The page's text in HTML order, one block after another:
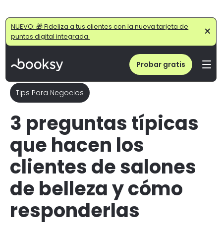
NUEVO: 🎁 Fideliza a tus clientes con la nueva tarjeta de
puntos digital integrada.
×
Probar gratis
Home/Blog/ Preguntas Clientes Salón Belleza: 3 Respuestas Típicas
Tips Para Negocios
3 preguntas típicas
que hacen los
clientes de salones
de belleza y cómo
responderlas